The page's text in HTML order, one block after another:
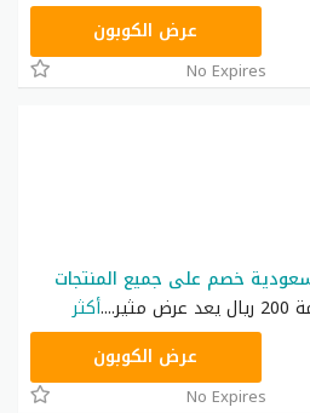
عرض الكوبون
No Expires
...أكثر
عرض الكوبون
No Expires